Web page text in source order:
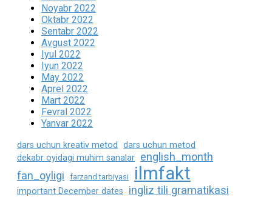
Noyabr 2022
Oktabr 2022
Sentabr 2022
Avgust 2022
Iyul 2022
Iyun 2022
May 2022
Aprel 2022
Mart 2022
Fevral 2022
Yanvar 2022
dars uchun kreativ metod
dars uchun metod
dekabr oyidagi muhim sanalar
english_month
fan_oyligi
farzand tarbiyasi ilmfakt
important December dates ingliz tili gramatikasi